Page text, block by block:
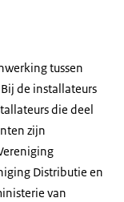
tussen
de installateurs
die deel
zijn
Distributie en
van